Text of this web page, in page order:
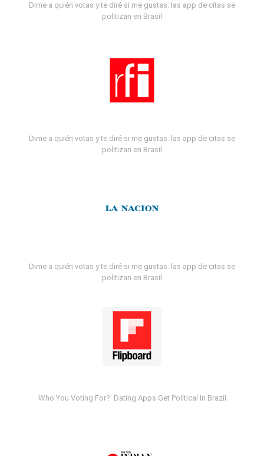
Dime a quién votas y te diré si me gustas: las app de citas se
politizan en Brasil
Dime a quién votas y te diré si me gustas: las app de citas se
politizan en Brasil
Dime a quién votas y te diré si me gustas: las app de citas se
politizan en Brasil
Who You Voting For?' Dating Apps Get Political In Brazil